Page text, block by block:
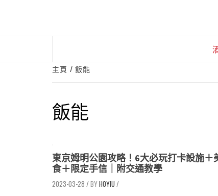
主頁 飯能
飯能
東京姆明公園攻略！6大必玩打卡設施＋
食＋限定手信｜附交通教學
2023-03-28 / HOYIU /